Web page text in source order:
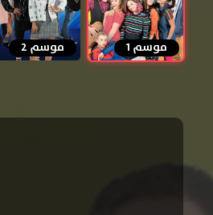
موسم 1 موسم 2